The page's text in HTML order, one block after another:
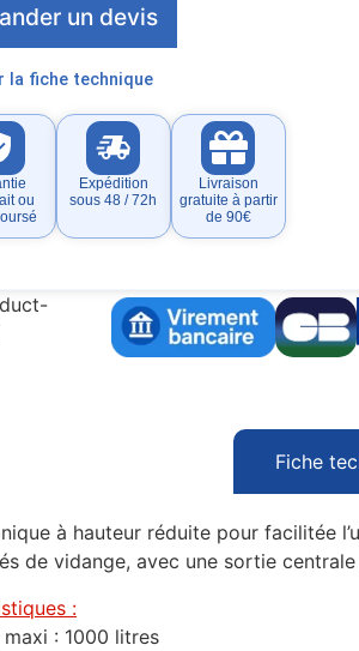
un devis
la fiche technique
ou
Expédition
sous 48 / 72h
Livraison
gratuite à partir
de 90€
Fiche
à hauteur réduite pour facilitée
de vidange, avec une sortie
:
: 1000 litres